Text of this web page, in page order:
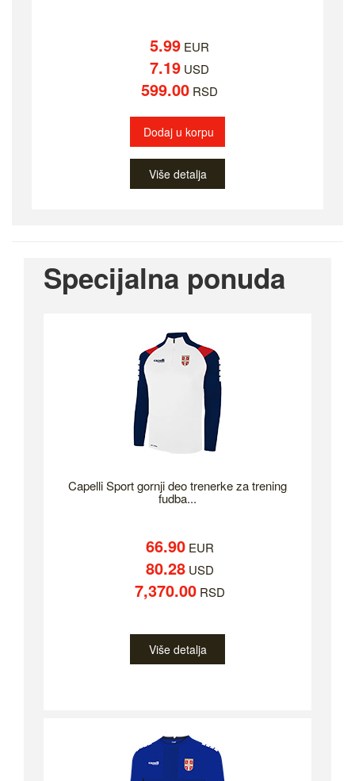
5.99 EUR
7.19 USD
599.00 RSD
Dodaj u korpu
Više detalja
Specijalna ponuda
Capelli Sport gornji deo trenerke za trening
fudba...
66.90EUR
80.28USD
7,370.00RSD
Više detalja